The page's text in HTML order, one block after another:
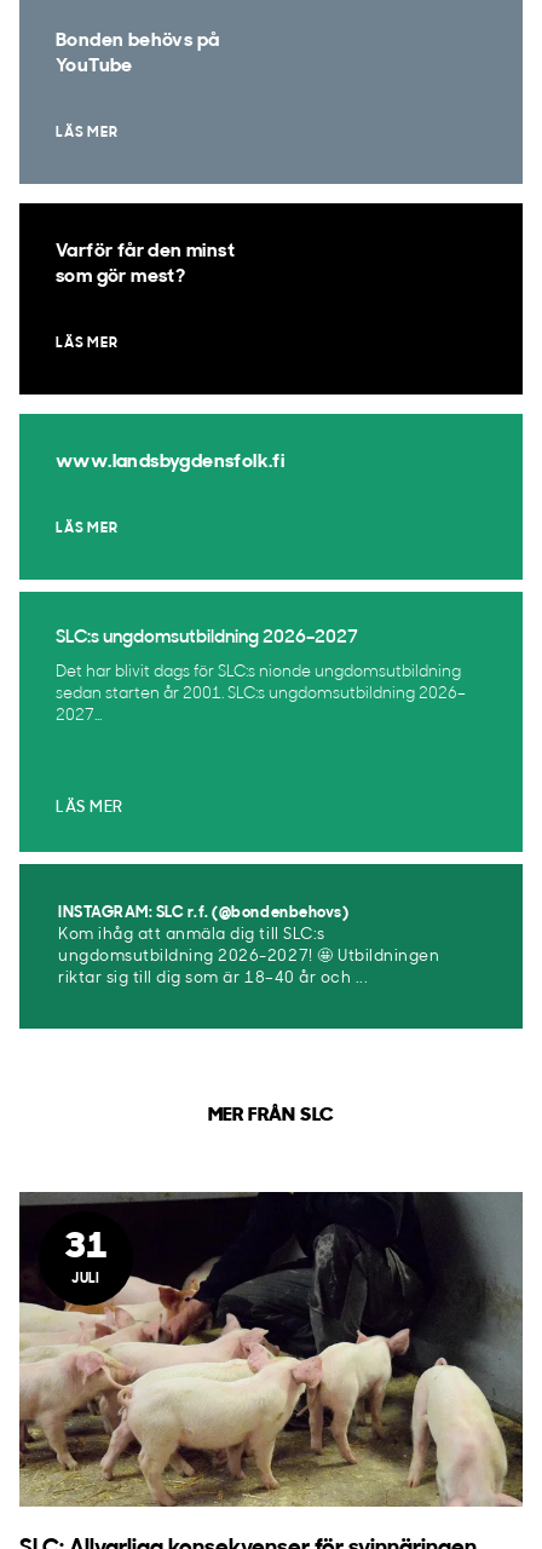
Bonden behövs på
YouTube
LÄS MER
Varför får den minst
som gör mest?
LÄS MER
www.landsbygdensfolk.fi
LÄS MER
SLC:s ungdomsutbildning 2026–2027
Det har blivit dags för SLC:s nionde ungdomsutbildning
sedan starten år 2001. SLC:s ungdomsutbildning 2026–
2027...
LÄS MER
INSTAGRAM: SLC r.f. (@bondenbehovs)
Kom ihåg att anmäla dig till SLC:s
ungdomsutbildning 2026-2027! 🤩 Utbildningen
riktar sig till dig som är 18–40 år och ...
MER FRÅN SLC
31
JULI